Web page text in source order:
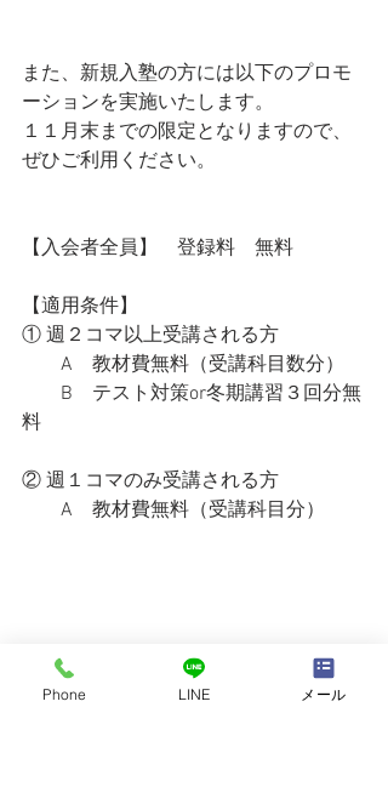
また、新規入塾の方には以下のプロモ
ーションを実施いたします。
１１月末までの限定となりますので、
ぜひご利用ください。
【入会者全員】　登録料　無料
【適用条件】
① 週２コマ以上受講される方
A　教材費無料（受講科目数分）
B　テスト対策or冬期講習３回分無
料
② 週１コマのみ受講される方
A　教材費無料（受講科目分）
Phone LINE メール